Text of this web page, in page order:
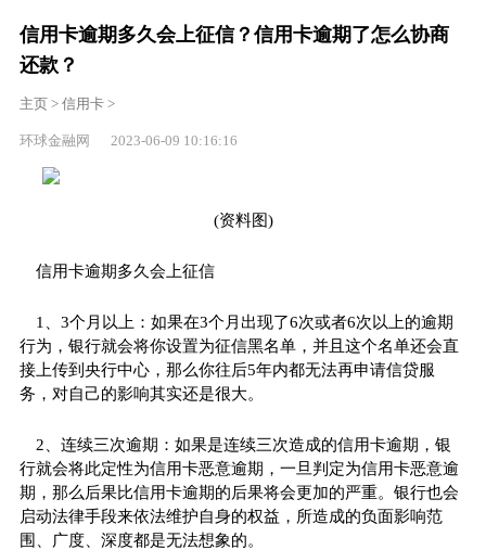
信用卡逾期多久会上征信？信用卡逾期了怎么协商
还款？
主页> 信用卡>
环球金融网 2023-06-09 10:16:16
(资料图)
信用卡逾期多久会上征信
1、3个月以上：如果在3个月出现了6次或者6次以上的逾期
行为，银行就会将你设置为征信黑名单，并且这个名单还会直
接上传到央行中心，那么你往后5年内都无法再申请信贷服
务，对自己的影响其实还是很大。
2、连续三次逾期：如果是连续三次造成的信用卡逾期，银
行就会将此定性为信用卡恶意逾期，一旦判定为信用卡恶意逾
期，那么后果比信用卡逾期的后果将会更加的严重。银行也会
启动法律手段来依法维护自身的权益，所造成的负面影响范
围、广度、深度都是无法想象的。